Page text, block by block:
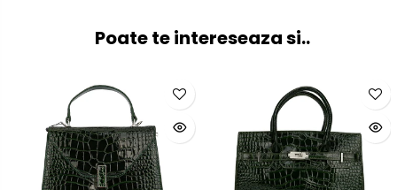
Poate te intereseaza si..